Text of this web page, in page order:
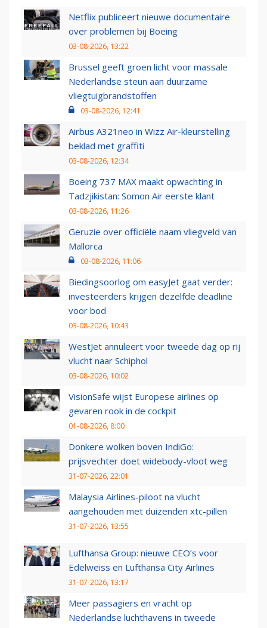
Netflix publiceert nieuwe documentaire
over problemen bij Boeing
03-08-2026, 13:22
Brussel geeft groen licht voor massale
Nederlandse steun aan duurzame
vliegtuigbrandstoffen
03-08-2026, 12:41
Airbus A321neo in Wizz Air-kleurstelling
beklad met graffiti
03-08-2026, 12:34
Boeing 737 MAX maakt opwachting in
Tadzjikistan: Somon Air eerste klant
03-08-2026, 11:26
Geruzie over officiële naam vliegveld van
Mallorca
03-08-2026, 11:06
Biedingsoorlog om easyJet gaat verder:
investeerders krijgen dezelfde deadline
voor bod
03-08-2026, 10:43
WestJet annuleert voor tweede dag op rij
vlucht naar Schiphol
03-08-2026, 10:02
VisionSafe wijst Europese airlines op
gevaren rook in de cockpit
01-08-2026, 8:00
Donkere wolken boven IndiGo:
prijsvechter doet widebody-vloot weg
31-07-2026, 22:01
Malaysia Airlines-piloot na vlucht
aangehouden met duizenden xtc-pillen
31-07-2026, 13:55
Lufthansa Group: nieuwe CEO’s voor
Edelweiss en Lufthansa City Airlines
31-07-2026, 13:17
Meer passagiers en vracht op
Nederlandse luchthavens in tweede